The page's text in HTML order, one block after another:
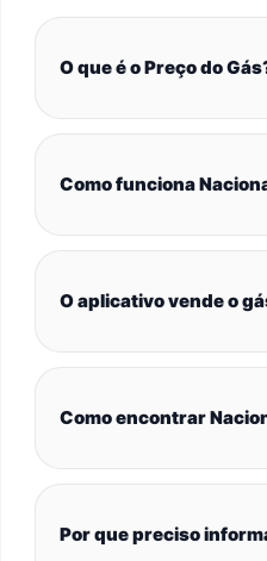
O que é o Preço do
Como funciona
O aplicativo vende o
Como encontrar
Por que preciso